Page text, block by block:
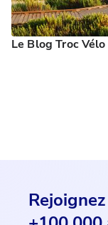
Le Blog Troc Vélo